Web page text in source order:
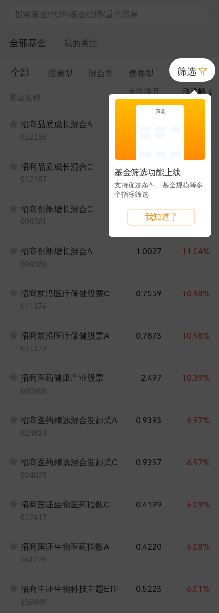
搜索基金/代码/基金经理/重仓股票
全部基金 我的关注
全部 股票型 混合型 债券型 货币型筛选
基金名称
单位净值 涨跌幅
招商品质成长混合A
012186
招商品质成长混合C
012187
0.9357
招商创新增长混合C
009361
0.9547 11.05%
招商创新增长混合A
009360
1.0027 11.04%
招商前沿医疗保健股票C
011374
0.7559 10.98%
招商前沿医疗保健股票A
011373
0.7873 10.98%
招商医药健康产业股票
000960
2.497 10.39%
招商医药精选混合发起式A
024824
0.9393 6.97%
招商医药精选混合发起式C
024825
0.9337 6.97%
招商国证生物医药指数C
012417
0.4199 6.09%
招商国证生物医药指数A
161726
0.4220 6.08%
招商中证生物科技主题ETF
159849
0.5223 6.01%
筛选
基金筛选功能上线
支持优选条件、基金规模等多
个指标筛选
我知道了